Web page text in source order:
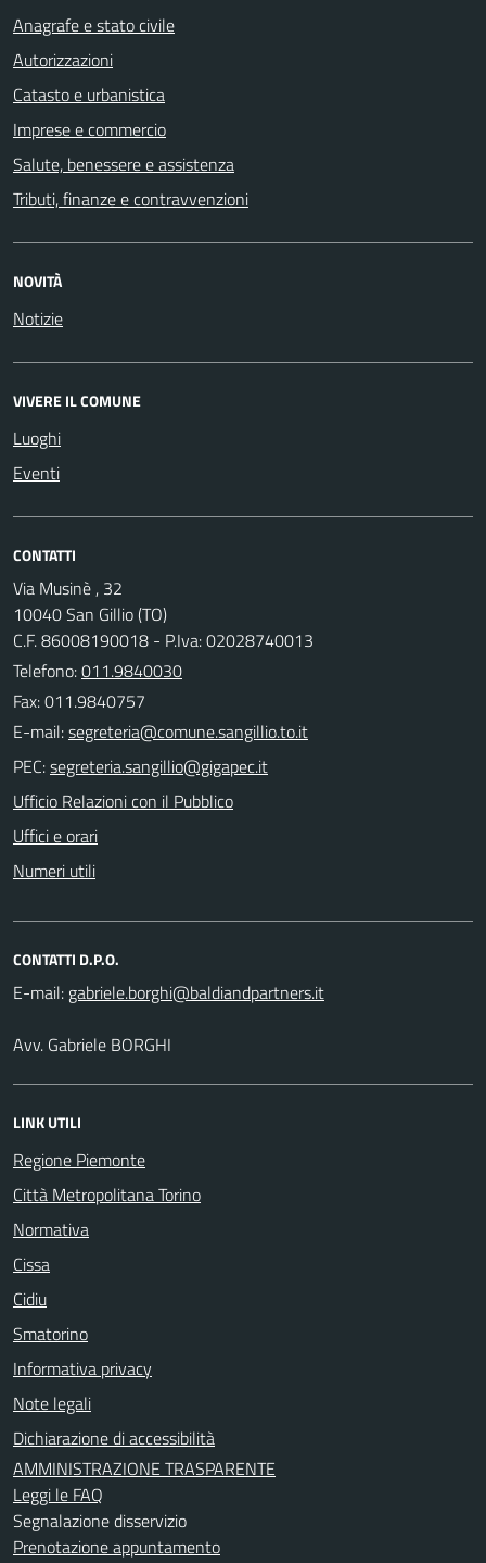
Anagrafe e stato civile
Autorizzazioni
Catasto e urbanistica
Imprese e commercio
Salute, benessere e assistenza
Tributi, finanze e contravvenzioni
NOVITÀ
Notizie
VIVERE IL COMUNE
Luoghi
Eventi
CONTATTI
Via Musinè , 32
10040 San Gillio (TO)
C.F. 86008190018 - P.Iva: 02028740013
Telefono:011.9840030
Fax: 011.9840757
E-mail:
PEC:
Ufficio Relazioni con il Pubblico
Uffici e orari
Numeri utili
CONTATTI D.P.O.
E-mail:
Avv. Gabriele BORGHI
LINK UTILI
Regione Piemonte
Città Metropolitana Torino
Normativa
Cissa
Cidiu
Smatorino
Informativa privacy
Note legali
Dichiarazione di accessibilità
AMMINISTRAZIONE TRASPARENTE
Leggi le FAQ
Segnalazione disservizio
Prenotazione appuntamento